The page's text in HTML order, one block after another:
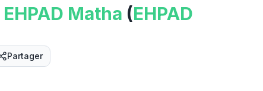
EHPAD Matha (EHPAD
Partager